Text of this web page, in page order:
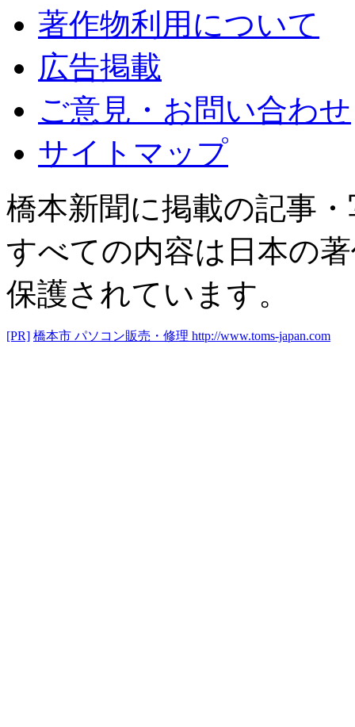
著作物利用について
広告掲載
ご意見・お問い合わせ
サイトマップ
橋本新聞に掲載の記事
すべての内容は日本の
保護されています。
[PR] 橋本市 パソコン販売・修理 http://www.toms-japan.com